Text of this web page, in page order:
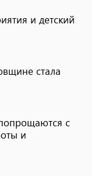
и детский
стала
с
и